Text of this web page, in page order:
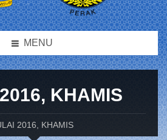
MENU
KHAMIS
2016, KHAMIS